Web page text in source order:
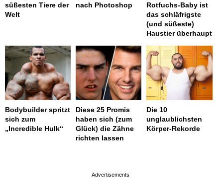
süßesten Tiere der
Welt
nach Photoshop
Rotfuchs-Baby ist
das schläfrigste
(und süßeste)
Haustier überhaupt
Bodybuilder spritzt
sich zum
„Incredible Hulk“
Diese 25 Promis
haben sich (zum
Glück) die Zähne
richten lassen
Die 10
unglaublichsten
Körper-Rekorde